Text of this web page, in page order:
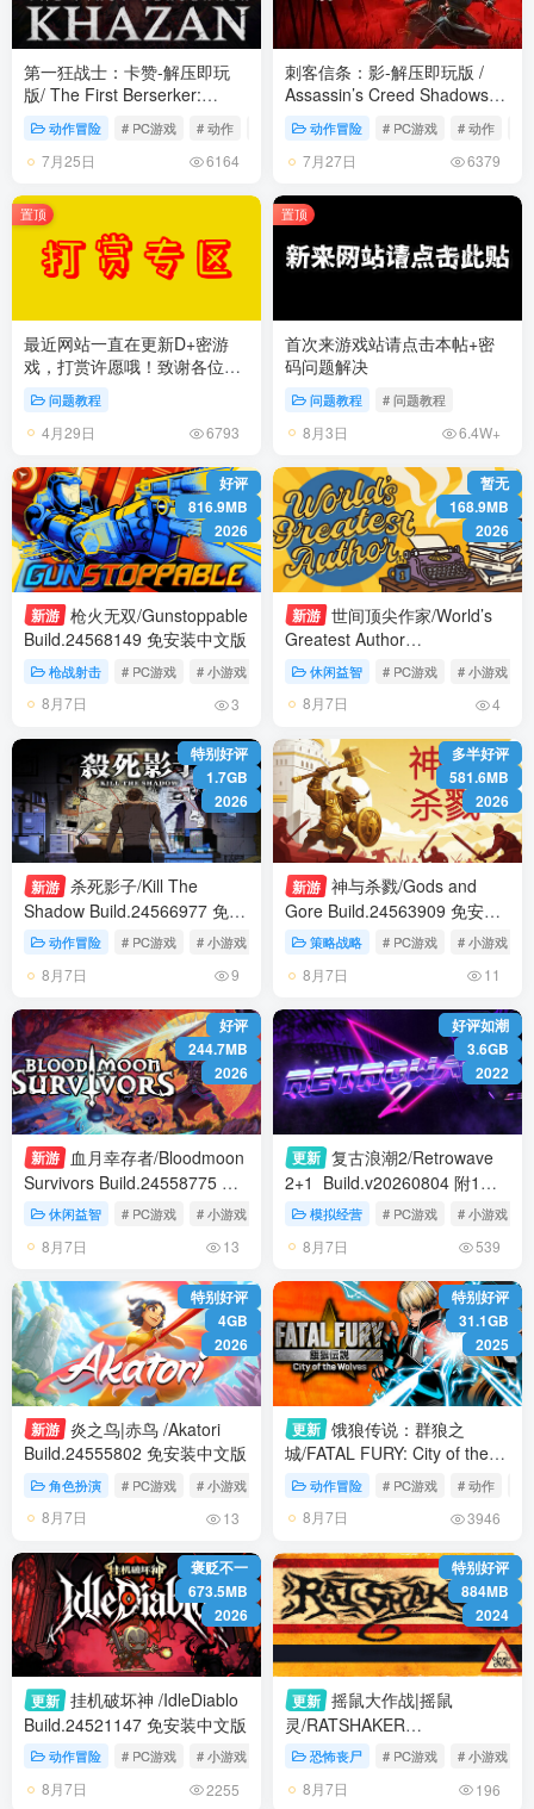
第一狂战士：卡赞-解压即玩
版/ The First Berserker:
Khazan Build.22579715 免安
装中文版
动作冒险 # PC游戏 # 动作
7月25日 6164
刺客信条：影-解压即玩版 /
Assassin’s Creed Shadows
Build.23475575 全DLC 免安
装中文版
动作冒险 # PC游戏 # 动作
7月27日 6379
置顶
最近网站一直在更新D+密游
戏，打赏许愿哦！致谢各位玩
问题教程
4月29日 6793
置顶
首次来游戏站请点击本帖+密
码问题解决
问题教程 # 问题教程
8月3日 6.4W+
好评
816.9MB
2026
新游 枪火无双/Gunstoppable
Build.24568149 免安装中文版
枪战射击 # PC游戏 # 小游戏 # 动作
8月7日 3
暂无
168.9MB
2026
新游 世间顶尖作家/World’s
Greatest Author
Build.24577735 免安装中文版
休闲益智 # PC游戏 # 小游戏
8月7日 4
特别好评
1.7GB
2026
新游 杀死影子/Kill The
Shadow Build.24566977 免安
装中文版
动作冒险 # PC游戏 # 小游戏 # 冒险
8月7日 9
多半好评
581.6MB
2026
新游 神与杀戮/Gods and
Gore Build.24563909 免安装
中文版
策略战略 # PC游戏 # 小游戏
8月7日 11
好评
244.7MB
2026
新游
血月幸存者/Bloodmoon
Survivors Build.24558775 免
安装中文版
休闲益智 # PC游戏 # 小游戏 # 动作
8月7日 13
好评如潮
3.6GB
2022
更新 复古浪潮2/Retrowave
2+1 Build.v20260804 附1代
免安装中文版
模拟经营 # PC游戏 # 小游戏
8月7日 539
特别好评
4GB
2026
新游 炎之鸟|赤鸟 /Akatori
Build.24555802 免安装中文版
角色扮演 # PC游戏 # 小游戏 # 动作
8月7日 13
特别好评
31.1GB
2025
更新 饿狼传说：群狼之
城/FATAL FURY: City of the
Wolves /单机+联机 v3.0.0 全
DLC 免安装中文版
动作冒险 # PC游戏 # 动作
8月7日 3946
褒贬不一
673.5MB
2026
更新 挂机破坏神 /IdleDiablo
Build.24521147 免安装中文版
动作冒险 # PC游戏 # 小游戏 # 冒险
8月7日 2255
特别好评
884MB
2024
更新 摇鼠大作战|摇鼠
灵/RATSHAKER
Build.24337785 免安装英文版
恐怖丧尸 # PC游戏 # 小游戏
8月7日 196